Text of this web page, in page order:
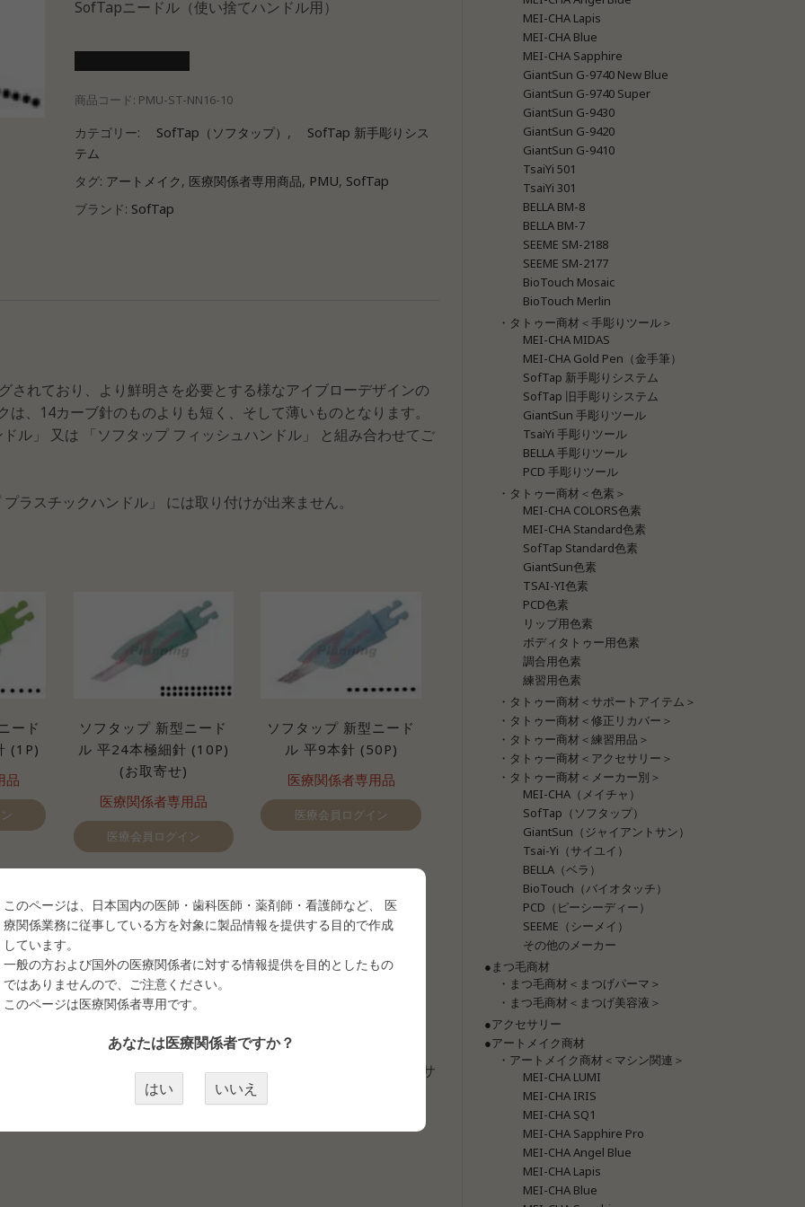
SofTapニードル（使い捨てハンドル用）
商品コード: PMU-ST-NN16-10
カテゴリー: SofTap（ソフタップ） ,
SofTap 新手彫りシス
テム
タグ: アートメイク, 医療関係者専用商品, PMU, SofTap
ブランド: SofTap
されており、より鮮明さを必要とする様なアイブローデザインの
、14カーブ針のものよりも短く、そして薄いものとなります。
ル」 又は 「ソフタップ フィッシュハンドル」 と組み合わせてご
ラスチックハンドル」 には取り付けが出来ません。
ード
(1P)
品
ソフタップ 新型ニード
ル 平24本極細針 (10P)
(お取寄せ)
医療関係者専用品
医療会員ログイン
ソフタップ 新型ニード
ル 平9本針 (50P)
医療関係者専用品
医療会員ログイン
）・SofTap（ソフタップ）・MEI-CHA（メイチャ）・
BioTouch（バイオタッチ）・SEEME（シーメイ）・TSAI-YI（サ
MEI-CHA Lapis
MEI-CHA Blue
MEI-CHA Sapphire
GiantSun G-9740 New Blue
GiantSun G-9740 Super
GiantSun G-9430
GiantSun G-9420
GiantSun G-9410
TsaiYi 501
TsaiYi 301
BELLA BM-8
BELLA BM-7
SEEME SM-2188
SEEME SM-2177
BioTouch Mosaic
BioTouch Merlin
・タトゥー商材＜手彫りツール＞
MEI-CHA MIDAS
MEI-CHA Gold Pen（金手筆）
SofTap 新手彫りシステム
SofTap 旧手彫りシステム
GiantSun 手彫りツール
TsaiYi 手彫りツール
BELLA 手彫りツール
PCD 手彫りツール
・タトゥー商材＜色素＞
MEI-CHA COLORS色素
MEI-CHA Standard色素
SofTap Standard色素
GiantSun色素
TSAI-YI色素
PCD色素
リップ用色素
ボディタトゥー用色素
調合用色素
練習用色素
・タトゥー商材＜サポートアイテム＞
・タトゥー商材＜修正リカバー＞
・タトゥー商材＜練習用品＞
・タトゥー商材＜アクセサリー＞
・タトゥー商材＜メーカー別＞
MEI-CHA（メイチャ）
SofTap（ソフタップ）
GiantSun（ジャイアントサン）
Tsai-Yi（サイユイ）
BELLA（ベラ）
BioTouch（バイオタッチ）
PCD（ピーシーディー）
SEEME（シーメイ）
その他のメーカー
●まつ毛商材
・まつ毛商材＜まつげパーマ＞
・まつ毛商材＜まつげ美容液＞
●アクセサリー
●アートメイク商材
・アートメイク商材＜マシン関連＞
MEI-CHA LUMI
MEI-CHA IRIS
MEI-CHA SQ1
MEI-CHA Sapphire Pro
MEI-CHA Angel Blue
MEI-CHA Lapis
MEI-CHA Blue
このページは、日本国内の医師・歯科医師・薬剤師・看護師など、 医
療関係業務に従事している方を対象に製品情報を提供する目的で作成
しています。
一般の方および国外の医療関係者に対する情報提供を目的としたもの
ではありませんので、ご注意ください。
このページは医療関係者専用です。
あなたは医療関係者ですか？
はい いいえ